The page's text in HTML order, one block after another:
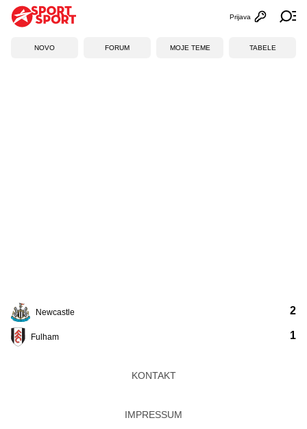
Otvori
Prijava
NOVO FORUM MOJE TEME TABELE
Newcastle
Fulham
2
1
KONTAKT
IMPRESSUM